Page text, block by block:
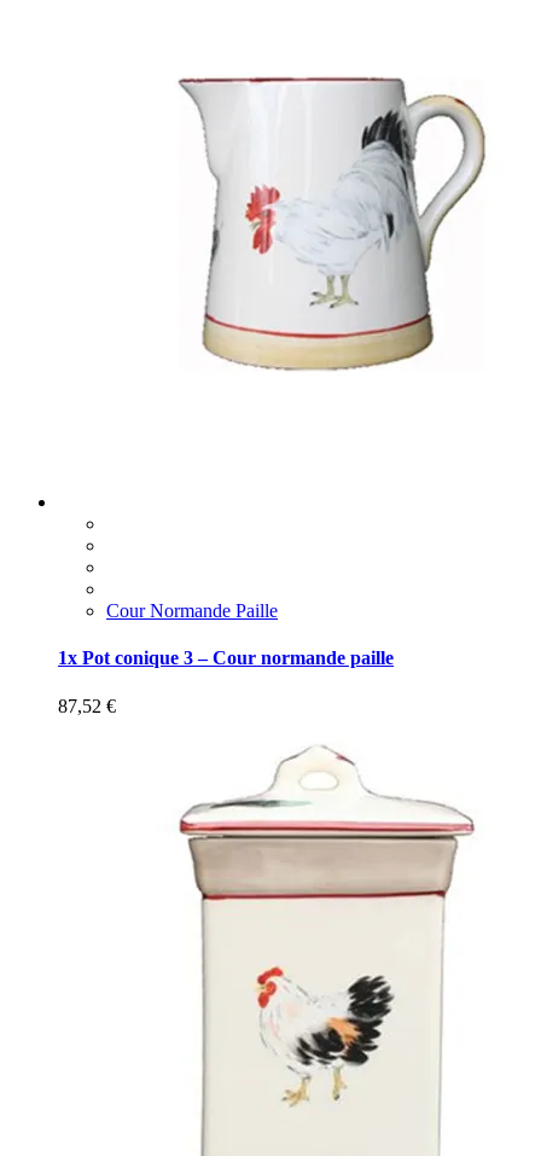
Cour Normande Paille
1x Pot conique 3 – Cour normande paille
87,52 €